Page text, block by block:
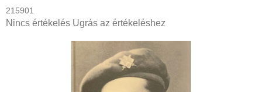
215901
A
Nincs értékelés Ugrás az értékeléshez